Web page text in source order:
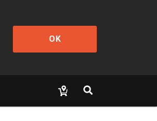
OK